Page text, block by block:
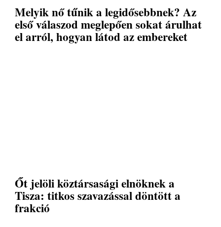
Melyik nő tűnik a legidősebbnek? Az
első válaszod meglepően sokat árulhat
el arról, hogyan látod az embereket
Őt jelöli köztársasági elnöknek a
Tisza: titkos szavazással döntött a
frakció